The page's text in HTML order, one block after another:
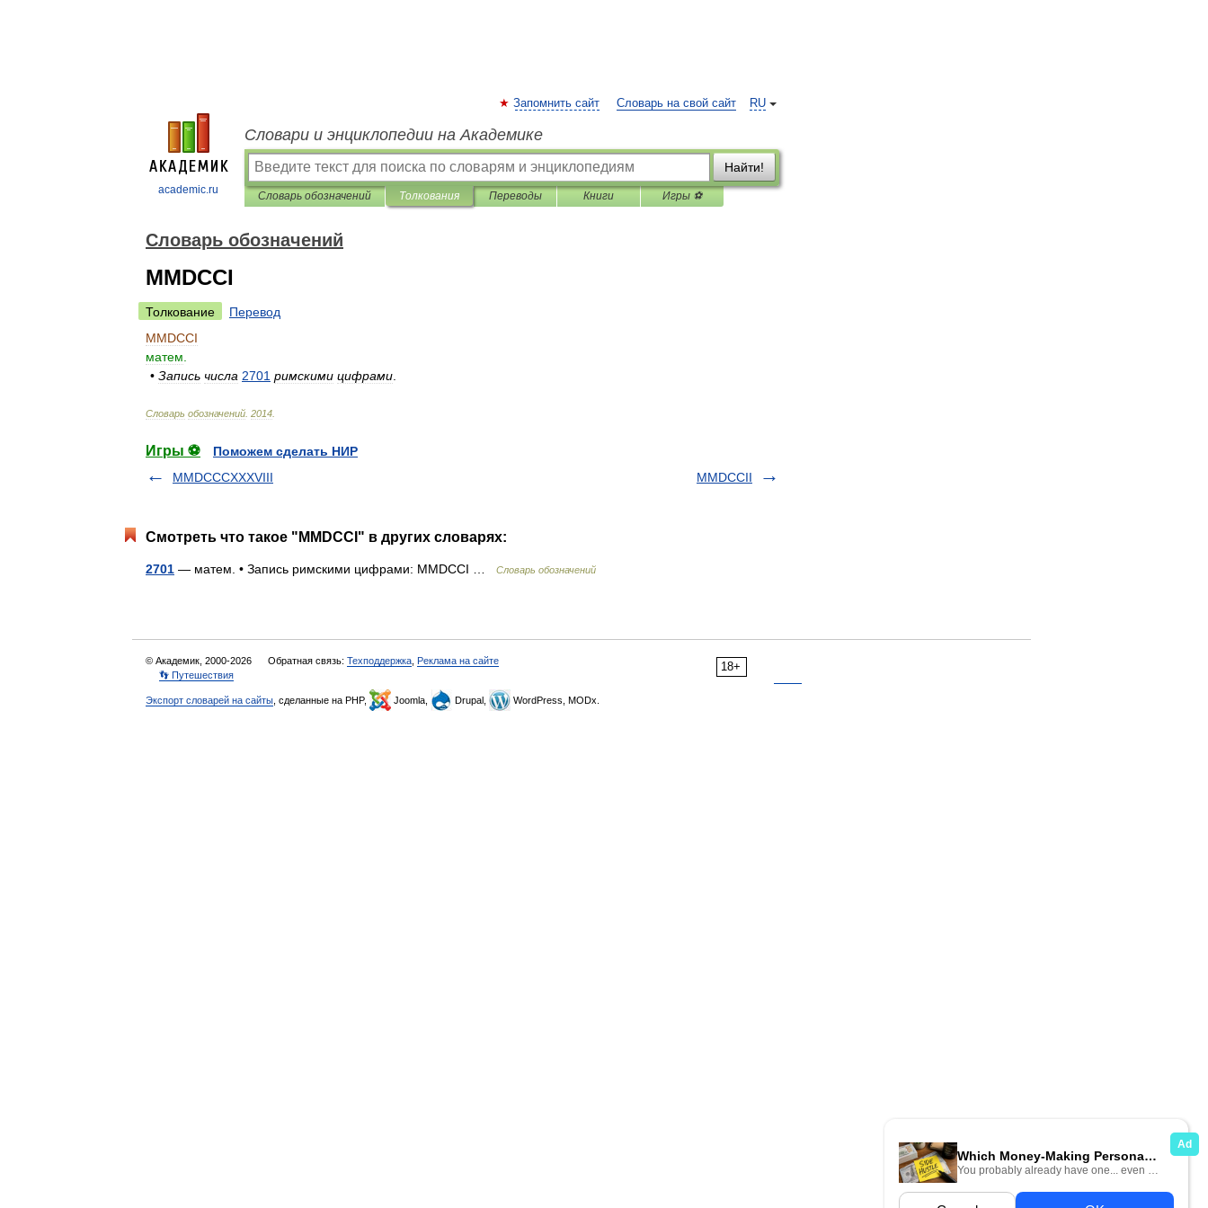
academic.ru
RU
Запомнить сайт Словарь на свой сайт
Словари и энциклопедии на Академике
Найти!
Словарь обозначений Толкования Переводы Книги Игры ⚽
Словарь обозначений
MMDCCI
Толкование
Перевод
MMDCCI
матем
• Запись числа 2701 римскими цифрами
Словарь обозначений 2014
Игры ⚽
Поможем сделать НИР
MMDCCCXXXVIII
MMDCCII
Смотреть что такое "MMDCCI" в других словарях:
2701 — матем. • Запись римскими цифрами: MMDCCI … Словарь обозначений
18+
© Академик, 2000-2026 Обратная связь: Техподдержка Реклама на сайте
👣 Путешествия
Экспорт словарей на сайты , сделанные на PHP, Joomla, Drupal, WordPress, MODx.